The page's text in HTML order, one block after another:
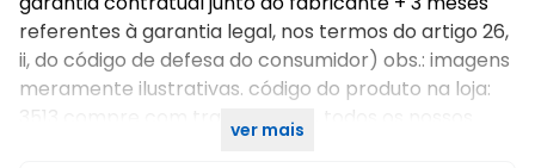
referentes à garantia legal, nos termos do artigo 26,
ii, do código de defesa do consumidor) obs.: imagens
meramente ilustrativas. código do produto na loja:
3513 compre com tranquilidade, todos os nossos
ver mais